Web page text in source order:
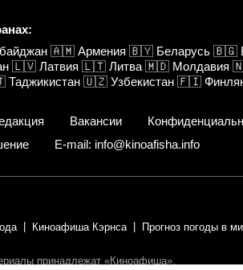
🇦🇲 Армения 🇧🇾 Беларусь 🇧🇬
🇱🇻 Латвия 🇱🇹 Литва 🇲🇩 Молдавия
Таджикистан 🇺🇿 Узбекистан 🇫🇮
Вакансии
E-mail: info@kinoafisha.info
Киноафиша Кэрнса Прогноз погоды в
принадлежат «Киноафиша».